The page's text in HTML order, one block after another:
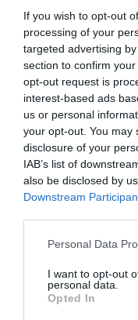
If you wish to opt-out
processing of your
targeted advertising
section to confirm
opt-out request is
interest-based ads
us or personal
your opt-out. You may
disclosure of your
IAB’s list of
also be disclosed by
Downstream
Personal Data
I want to opt-out
personal data.
Opted In
Índex2P
LaLiga
Covid-19
Publicidad